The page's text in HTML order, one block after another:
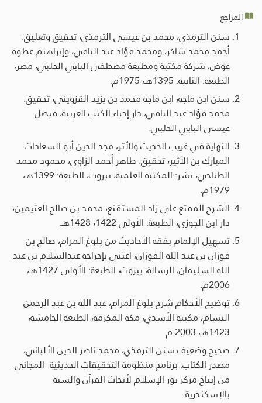
المراجع
سنن الترمذي، محمد بن عيسى الترمذي، تحقيق وتعليق:
أحمد محمد شاكر، ومحمد فؤاد عبد الباقي، وإبراهيم عطوة
عوض، شركة مكتبة ومطبعة مصطفى البابي الحلبي، مصر،
الطبعة: الثانية: 1395هـ، 1975م.
سنن ابن ماجه، ابن ماجه محمد بن يزيد القزويني، تحقيق:
محمد فؤاد عبد الباقي، دار إحياء الكتب العربية، فيصل
عيسى البابي الحلبي.
النهاية في غريب الحديث والأثر، مجد الدين أبو السعادات
المبارك بن الأثير، تحقيق: طاهر أحمد الزاوى، محمود محمد
الطناحي، نشر: المكتبة العلمية، بيروت، الطبعة: 1399هـ،
1979م.
الشرح الممتع على زاد المستقنع، محمد بن صالح العثيمين،
دار ابن الجوزي، الطبعة: الأولى 1422، 1428هـ.
تسهيل الإلمام بفقه الأحاديث من بلوغ المرام، صالح بن
فوزان بن عبد الله الفوزان، اعتنى بإخراجه عبدالسلام بن عبد
الله السليمان، الرسالة، بيروت، الطبعة: الأولى 1427هـ،
2006م.
توضيح الأحكام شرح بلوغ المرام، عبد الله بن عبد الرحمن
البسام، مكتبة الأسدي، مكة المكرمة، الطبعة الخامِسَة،
1423هـ، 2003 م.
صحيح وضعيف سنن الترمذي، محمد ناصر الدين الألباني،
مصدر الكتاب: برنامج منظومة التحقيقات الحديثية -المجاني-
من إنتاج مركز نور الإسلام لأبحاث القرآن والسنة
بالإسكندرية.